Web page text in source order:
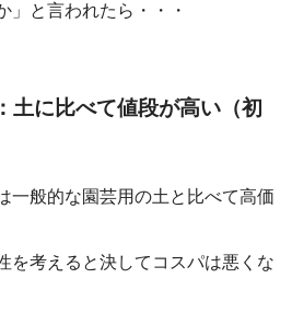
」と言われたら・・・
土に比べて値段が高い（初
一般的な園芸用の土と比べて高価
を考えると決してコスパは悪くな